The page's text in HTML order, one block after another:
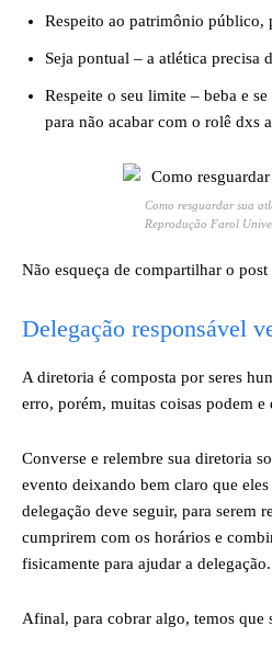
Respeito ao patrimônio público,
Seja pontual – a atlética precisa
Respeite o seu limite – beba e
para não acabar com o rolê dxs
Como resguardar sua
Reprodução Farol
Não esqueça de compartilhar o
Delegação responsável
A diretoria é composta por seres
erro, porém, muitas coisas podem e
Converse e relembre sua diretoria
evento deixando bem claro que
delegação deve seguir, para serem
cumprirem com os horários e
fisicamente para ajudar a delegação.
Afinal, para cobrar algo, temos que